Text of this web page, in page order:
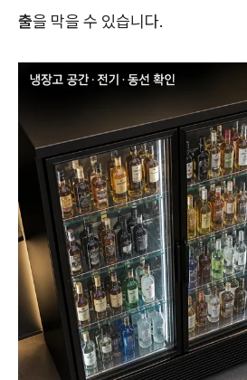
출을 막을 수 있습니다.